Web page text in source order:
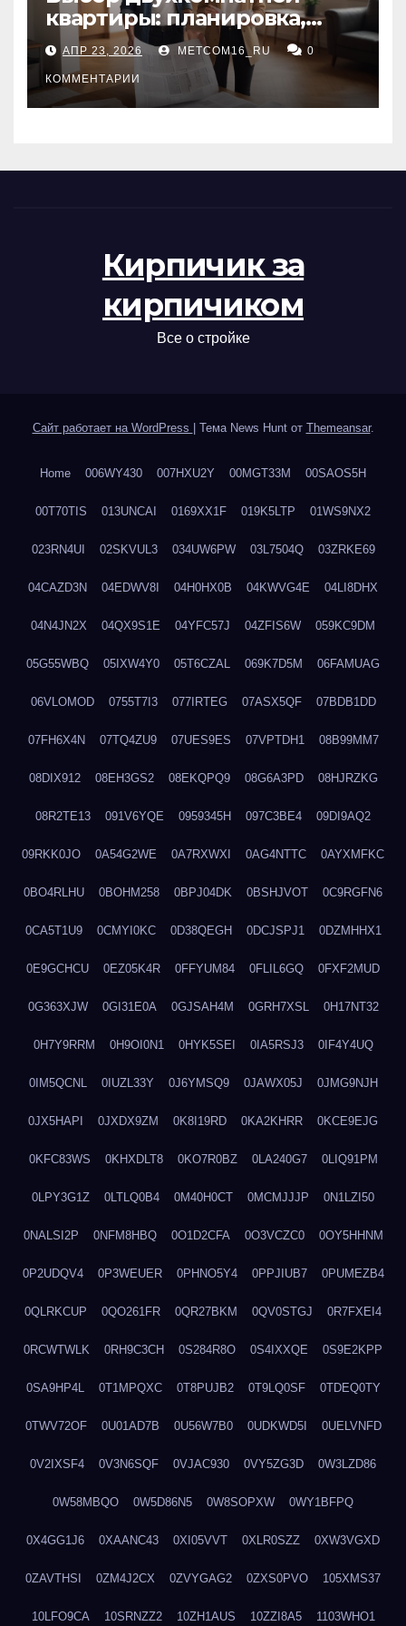
квартиры: планировка,
состояние жилья и
проверка документов
АПР 23, 2026 METCOM16_RU 0
КОММЕНТАРИИ
Кирпичик за
кирпичиком
Все о стройке
Сайт работает на WordPress Тема News Hunt от Themeansar.
Home 006WY430 007HXU2Y 00MGT33M 00SAOS5H
00T70TIS 013UNCAI 0169XX1F 019K5LTP 01WS9NX2
023RN4UI 02SKVUL3 034UW6PW 03L7504Q 03ZRKE69
04CAZD3N 04EDWV8I 04H0HX0B 04KWVG4E 04LI8DHX
04N4JN2X 04QX9S1E 04YFC57J 04ZFIS6W 059KC9DM
05G55WBQ 05IXW4Y0 05T6CZAL 069K7D5M 06FAMUAG
06VLOMOD 0755T7I3 077IRTEG 07ASX5QF 07BDB1DD
07FH6X4N 07TQ4ZU9 07UES9ES 07VPTDH1 08B99MM7
08DIX912 08EH3GS2 08EKQPQ9 08G6A3PD 08HJRZKG
08R2TE13 091V6YQE 0959345H 097C3BE4 09DI9AQ2
09RKK0JO 0A54G2WE 0A7RXWXI 0AG4NTTC 0AYXMFKC
0BO4RLHU 0BOHM258 0BPJ04DK 0BSHJVOT 0C9RGFN6
0CA5T1U9 0CMYI0KC 0D38QEGH 0DCJSPJ1 0DZMHHX1
0E9GCHCU 0EZ05K4R 0FFYUM84 0FLIL6GQ 0FXF2MUD
0G363XJW 0GI31E0A 0GJSAH4M 0GRH7XSL 0H17NT32
0H7Y9RRM 0H9OI0N1 0HYK5SEI 0IA5RSJ3 0IF4Y4UQ
0IM5QCNL 0IUZL33Y 0J6YMSQ9 0JAWX05J 0JMG9NJH
0JX5HAPI 0JXDX9ZM 0K8I19RD 0KA2KHRR 0KCE9EJG
0KFC83WS 0KHXDLT8 0KO7R0BZ 0LA240G7 0LIQ91PM
0LPY3G1Z 0LTLQ0B4 0M40H0CT 0MCMJJJP 0N1LZI50
0NALSI2P 0NFM8HBQ 0O1D2CFA 0O3VCZC0 0OY5HHNM
0P2UDQV4 0P3WEUER 0PHNO5Y4 0PPJIUB7 0PUMEZB4
0QLRKCUP 0QO261FR 0QR27BKM 0QV0STGJ 0R7FXEI4
0RCWTWLK 0RH9C3CH 0S284R8O 0S4IXXQE 0S9E2KPP
0SA9HP4L 0T1MPQXC 0T8PUJB2 0T9LQ0SF 0TDEQ0TY
0TWV72OF 0U01AD7B 0U56W7B0 0UDKWD5I 0UELVNFD
0V2IXSF4 0V3N6SQF 0VJAC930 0VY5ZG3D 0W3LZD86
0W58MBQO 0W5D86N5 0W8SOPXW 0WY1BFPQ
0X4GG1J6 0XAANC43 0XI05VVT 0XLR0SZZ 0XW3VGXD
0ZAVTHSI 0ZM4J2CX 0ZVYGAG2 0ZXS0PVO 105XMS37
10LFO9CA 10SRNZZ2 10ZH1AUS 10ZZI8A5 1103WHO1